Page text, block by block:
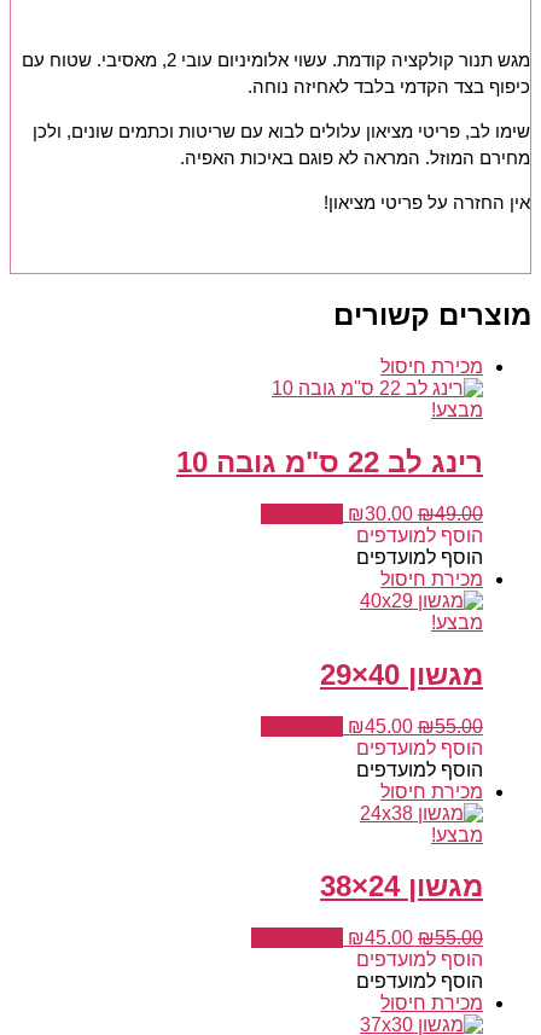
מגש תנור קולקציה קודמת. עשוי אלומיניום עובי 2, מאסיבי. שטוח עם
כיפוף בצד הקדמי בלבד לאחיזה נוחה.
שימו לב, פריטי מציאון עלולים לבוא עם שריטות וכתמים שונים, ולכן
מחירם המוזל. המראה לא פוגם באיכות האפיה.
אין החזרה על פריטי מציאון!
מוצרים קשורים
מכירת חיסול
מבצע!
רינג לב 22 ס"מ גובה 10
₪49.00
המחיר
המקורי
היה:
₪49.00.
₪30.00
הוסף למועדפים
הוסף למועדפים
מכירת חיסול
מבצע!
מגשון 40×29
₪55.00
המחיר
המקורי
היה:
₪55.00.
₪45.00
הוסף למועדפים
הוסף למועדפים
מכירת חיסול
מבצע!
מגשון 24×38
₪55.00
המחיר
המקורי
היה:
₪55.00.
₪45.00
הוסף למועדפים
הוסף למועדפים
מכירת חיסול